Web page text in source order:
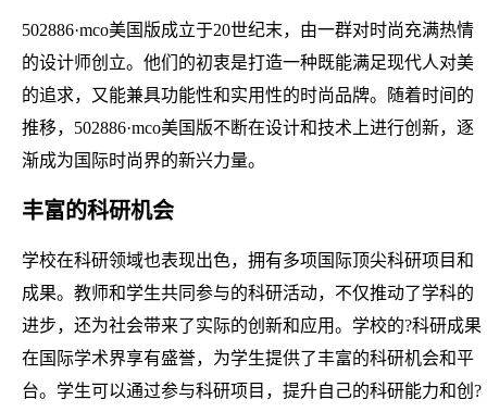
502886·mco美国版成立于20世纪末，由一群对时尚充满热情
的设计师创立。他们的初衷是打造一种既能满足现代人对美
的追求，又能兼具功能性和实用性的时尚品牌。随着时间的
推移，502886·mco美国版不断在设计和技术上进行创新，逐
渐成为国际时尚界的新兴力量。
丰富的科研机会
学校在科研领域也表现出色，拥有多项国际顶尖科研项目和
成果。教师和学生共同参与的科研活动，不仅推动了学科的
进步，还为社会带来了实际的创新和应用。学校的?科研成果
在国际学术界享有盛誉，为学生提供了丰富的科研机会和平
台。学生可以通过参与科研项目，提升自己的科研能力和创?